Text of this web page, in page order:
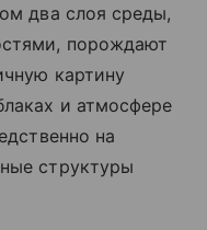
два слоя среды,
порождают
картину
и атмосфере
на
структуры